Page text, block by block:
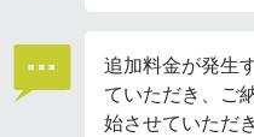
追加料金が発生
ていただき、ご
始させていただ